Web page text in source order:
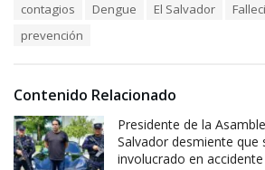
i
s
:
contagios Dengue El Salvador
prevención
Contenido Relacionado
Presidente de la
Salvador desmiente que
involucrado en